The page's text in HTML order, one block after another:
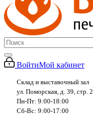
ВойтиМой кабинет
Склад и выставочный зал
ул. Поморская, д. 39, стр. 2
Пн-Пт: 9:00-18:00
Сб-Вс: 9:00-17:00